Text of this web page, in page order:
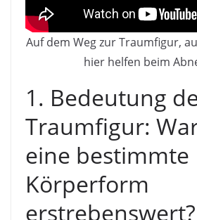
Auf dem Weg zur Traumfigur,
hier helfen beim
1. Bedeutung
Traumfigur:
eine bestimmte
Körperform
erstrebenswert?